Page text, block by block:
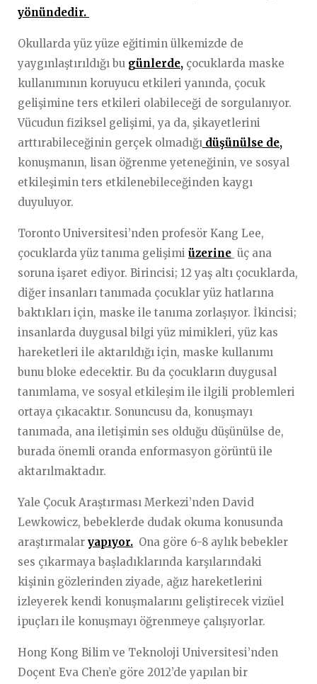
yönündedir.
Okullarda yüz yüze eğitimin ülkemizde de
yaygınlaştırıldığı bu günlerde, çocuklarda maske
kullanımının koruyucu etkileri yanında, çocuk
gelişimine ters etkileri olabileceği de sorgulanıyor.
Vücudun fiziksel gelişimi, ya da, şikayetlerini
arttırabileceğinin gerçek olmadığı düşünülse de,
konuşmanın, lisan öğrenme yeteneğinin, ve sosyal
etkileşimin ters etkilenebileceğinden kaygı
duyuluyor.
Toronto Universitesi’nden profesör Kang Lee,
çocuklarda yüz tanıma gelişimi üzerine üç ana
soruna işaret ediyor. Birincisi; 12 yaş altı çocuklarda,
diğer insanları tanımada çocuklar yüz hatlarına
baktıkları için, maske ile tanıma zorlaşıyor. İkincisi;
insanlarda duygusal bilgi yüz mimikleri, yüz kas
hareketleri ile aktarıldığı için, maske kullanımı
bunu bloke edecektir. Bu da çocukların duygusal
tanımlama, ve sosyal etkileşim ile ilgili problemleri
ortaya çıkacaktır. Sonuncusu da, konuşmayı
tanımada, ana iletişimin ses olduğu düşünülse de,
burada önemli oranda enformasyon görüntü ile
aktarılmaktadır.
Yale Çocuk Araştırması Merkezi’nden David
Lewkowicz, bebeklerde dudak okuma konusunda
araştırmalar yapıyor. Ona göre 6-8 aylık bebekler
ses çıkarmaya başladıklarında karşılarındaki
kişinin gözlerinden ziyade, ağız hareketlerini
izleyerek kendi konuşmalarını geliştirecek vizüel
ipuçları ile konuşmayı öğrenmeye çalışıyorlar.
Hong Kong Bilim ve Teknoloji Universitesi’nden
Doçent Eva Chen’e göre 2012’de yapılan bir